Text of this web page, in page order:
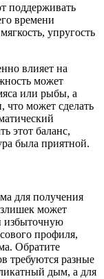
поддерживать
времени
упругость
влияет на
может
или рыбы, а
что может сделать
этот баланс,
была приятной.
для получения
может
избыточную
профиля,
Обратите
требуются разные
дым, а для